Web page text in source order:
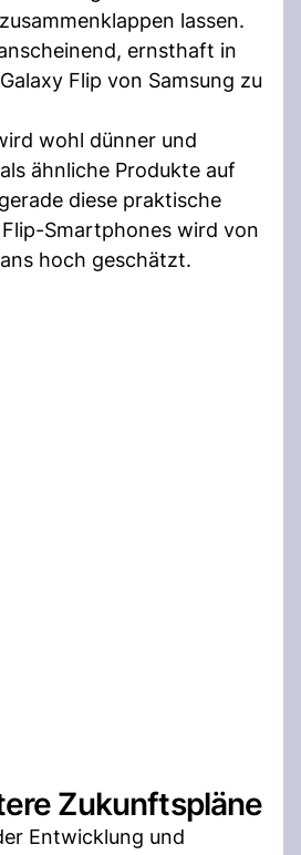
lassen.
ernsthaft in
Flip von Samsung zu
wohl dünner und
ähnliche Produkte auf
diese praktische
Smartphones wird von
hoch geschätzt.
Zukunftspläne
Entwicklung und